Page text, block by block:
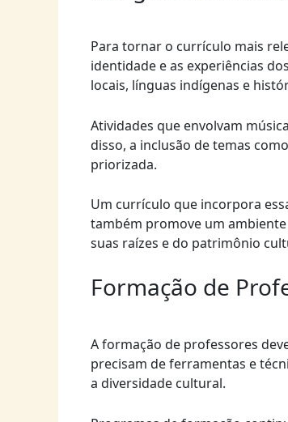
Para tornar o currículo mais
identidade e as experiências
locais, línguas indígenas e
Atividades que envolvam
disso, a inclusão de temas
priorizada.
Um currículo que incorpora
também promove um
suas raízes e do patrimônio
Formação de
A formação de professores
precisam de ferramentas e
a diversidade cultural.